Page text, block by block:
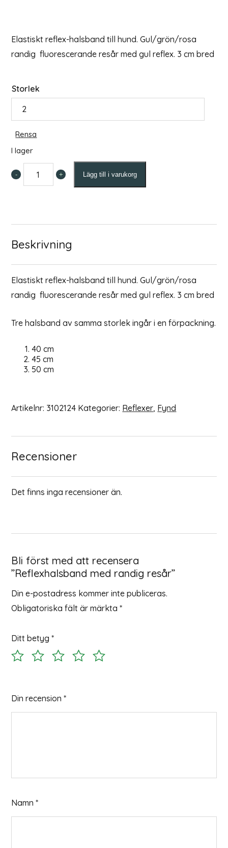
Elastiskt reflex-halsband till hund. Gul/grön/rosa
randig fluorescerande resår med gul reflex. 3 cm bred
Storlek
Rensa
I lager
Reflexhalsband
med
- + Lägg till i varukorg
Beskrivning
Elastiskt reflex-halsband till hund. Gul/grön/rosa
randig fluorescerande resår med gul reflex. 3 cm bred
Tre halsband av samma storlek ingår i en förpackning.
40 cm
45 cm
50 cm
Artikelnr: 3102124 Kategorier: Reflexer, Fynd
Recensioner
Det finns inga recensioner än.
Bli först med att recensera
”Reflexhalsband med randig resår”
Din e-postadress kommer inte publiceras.
Obligatoriska fält är märkta*
Ditt betyg*
Din recension*
Namn*